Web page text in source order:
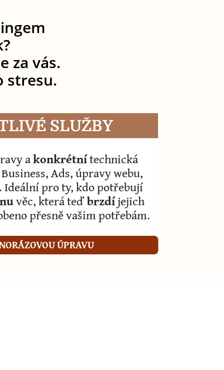
za vás.
stresu.
SLUŽBY
akonkrétnítechnická
Ads, úpravy webu,
pro ty, kdo potřebují
věc, která teďbrzdíjejich
přesně vašim potřebám.
ÚPRAVU